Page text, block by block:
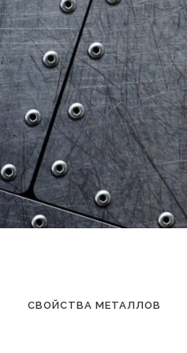
СВОЙСТВА МЕТАЛЛОВ